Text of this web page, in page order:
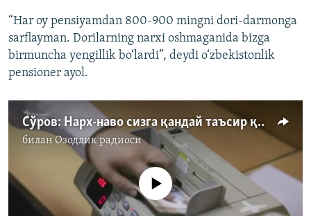
“Har oy pensiyamdan 800-900 mingni dori-darmonga
sarflayman. Dorilarning narxi oshmaganida bizga
birmuncha yengillik bo‘lardi”, deydi o‘zbekistonlik
pensioner ayol.
Сўров: Нарх-наво сизга қандай таъсир қилмоқда?
билан Озодлик радиоси
Айни дамда медиа-манба мавжуд эмас